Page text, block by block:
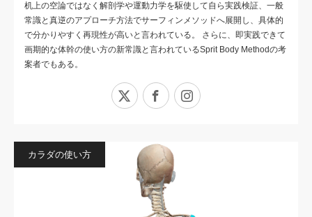
机上の空論ではなく解剖学や運動力学を駆使して自ら実践検証、一般
常識と真逆のアプローチ方法でサーフィンメソッドへ展開し、具体的
で分かりやすく再現性が高いと言われている。 さらに、即実践できて
画期的な体幹の使い方の新常識と言われているSprit Body Methodの考
案者でもある。
Facebook
カラダの使い方